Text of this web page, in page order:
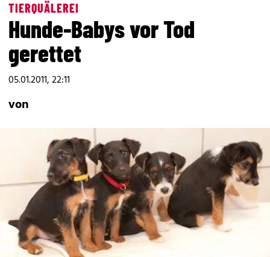
TIERQUÄLEREI
Hunde-Babys vor Tod
gerettet
05.01.2011, 22:11
von